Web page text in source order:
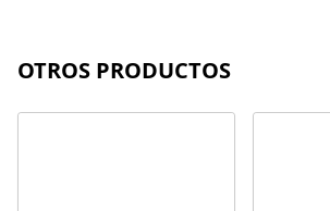
OTROS PRODUCTOS